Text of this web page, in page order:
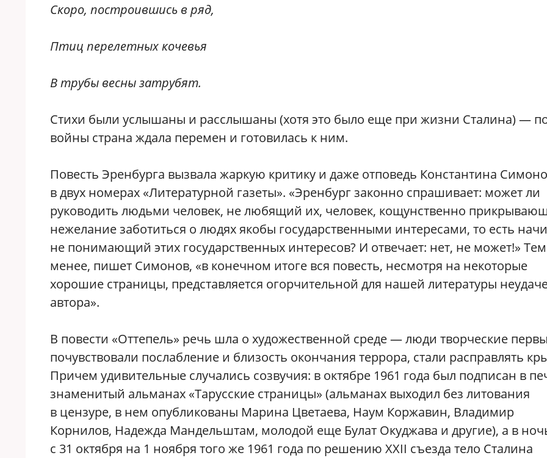
Скоро, построившись в ряд,
Птиц перелетных кочевья
В трубы весны затрубят.
Стихи были услышаны и расслышаны (хотя это было еще при жизни Сталина) —
войны страна ждала перемен и готовилась к ним.
Повесть Эренбурга вызвала жаркую критику и даже отповедь Константина
в двух номерах «Литературной газеты». «Эренбург законно спрашивает: может ли
руководить людьми человек, не любящий их, человек, кощунственно
нежелание заботиться о людях якобы государственными интересами, то есть
не понимающий этих государственных интересов? И отвечает: нет, не может!»
менее, пишет Симонов, «в конечном итоге вся повесть, несмотря на некоторые
хорошие страницы, представляется огорчительной для нашей литературы
автора».
В повести «Оттепель» речь шла о художественной среде — люди творческие
почувствовали послабление и близость окончания террора, стали расправлять
Причем удивительные случались созвучия: в октябре 1961 года был подписан в
знаменитый альманах «Тарусские страницы» (альманах выходил без литования
в цензуре, в нем опубликованы Марина Цветаева, Наум Коржавин, Владимир
Корнилов, Надежда Мандельштам, молодой еще Булат Окуджава и другие), а в
с 31 октября на 1 ноября того же 1961 года по решению XXII съезда тело Сталина